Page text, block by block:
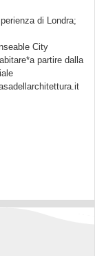
di Londra;
City
partire dalla